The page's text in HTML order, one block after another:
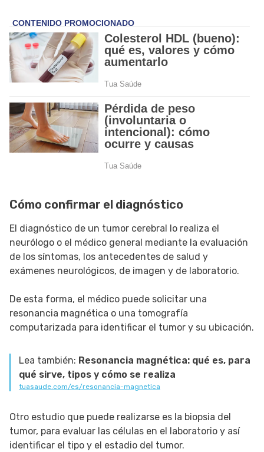
Cómo confirmar el diagnóstico
El diagnóstico de un tumor cerebral lo realiza el
neurólogo o el médico general mediante la evaluación
de los síntomas, los antecedentes de salud y
exámenes neurológicos, de imagen y de laboratorio.
De esta forma, el médico puede solicitar una
resonancia magnética o una tomografía
computarizada para identificar el tumor y su ubicación.
Lea también: Resonancia magnética: qué es, para
qué sirve, tipos y cómo se realiza
tuasaude.com/es/resonancia-magnetica
Otro estudio que puede realizarse es la biopsia del
tumor, para evaluar las células en el laboratorio y así
identificar el tipo y el estadio del tumor.